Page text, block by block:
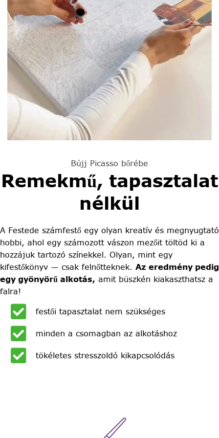
Bújj Picasso bőrébe
Remekmű, tapasztalat
nélkül
A Festede számfestő egy olyan kreatív és megnyugtató
hobbi, ahol egy számozott vászon mezőit töltöd ki a
hozzájuk tartozó színekkel. Olyan, mint egy
kifestőkönyv — csak felnőtteknek. Az eredmény pedig
egy gyönyörű alkotás, amit büszkén kiakaszthatsz a
falra!
festői tapasztalat nem szükséges
minden a csomagban az alkotáshoz
tökéletes stresszoldó kikapcsolódás